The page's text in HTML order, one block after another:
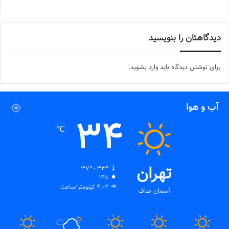
دیدگاهتان را بنویسید
برای نوشتن دیدگاه باید وارد بشوید.
آب و هوا
تهران
آسمان صاف
34
℃
37º - 33º
14%
4.02 کیلومتر/ساعت